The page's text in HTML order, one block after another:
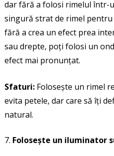
dar fără a folosi rimelul într-
singură strat de rimel
fără a crea un efect prea
sau drepte, poți folosi un
efect mai pronunțat.
Sfaturi:Folosește un rimel
evita petele, dar care să îți
natural.
Folosește un iluminator